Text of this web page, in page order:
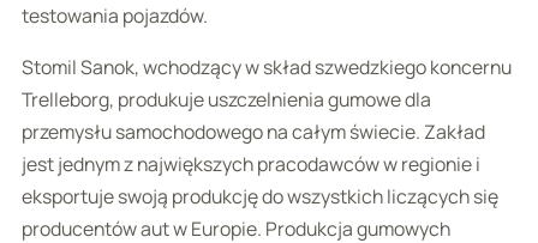
testowania pojazdów.
Stomil Sanok, wchodzący w skład szwedzkiego koncernu
Trelleborg, produkuje uszczelnienia gumowe dla
przemysłu samochodowego na całym świecie. Zakład
jest jednym z największych pracodawców w regionie i
eksportuje swoją produkcję do wszystkich liczących się
producentów aut w Europie. Produkcja gumowych